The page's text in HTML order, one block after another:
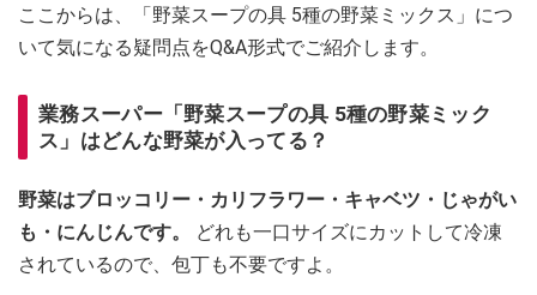
ここからは、「野菜スープの具 5種の野菜ミックス」につ
いて気になる疑問点をQ&A形式でご紹介します。
業務スーパー「野菜スープの具 5種の野菜ミック
ス」はどんな野菜が入ってる？
野菜はブロッコリー・カリフラワー・キャベツ・じゃがい
も・にんじんです。
どれも一口サイズにカットして冷凍
されているので、包丁も不要ですよ。